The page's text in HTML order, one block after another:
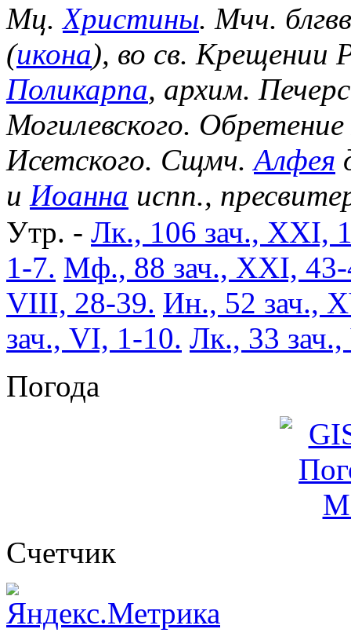
Мц.Христины. Мчч.
(икона), во св. Крещении
Поликарпа, архим.
Могилевского.
Исетского. Сщмч.Алфея
и Иоанна испп.,
Утр. - Лк., 106 зач., XXI,
1-7. Мф., 88 зач., XXI,
VIII, 28-39. Ин., 52 зач.,
зач., VI, 1-10. Лк., 33
Погода
Cчетчик